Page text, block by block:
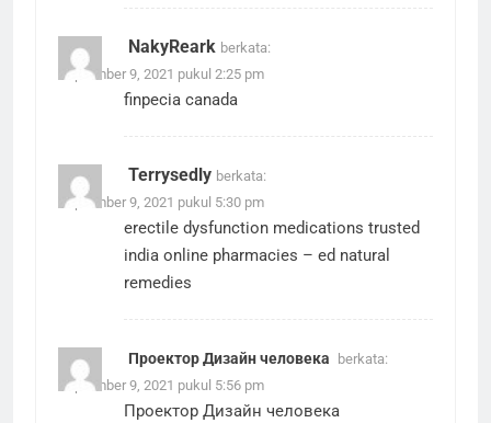
NakyReark berkata:
September 9, 2021 pukul 2:25 pm
finpecia canada
Terrysedly berkata:
September 9, 2021 pukul 5:30 pm
erectile dysfunction medications trusted
india online pharmacies – ed natural
remedies
Проектор Дизайн человека
berkata:
September 9, 2021 pukul 5:56 pm
Проектор Дизайн человека